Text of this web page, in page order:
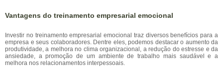
Vantagens do treinamento empresarial emocional
Investir no treinamento empresarial emocional traz diversos benefícios para a
empresa e seus colaboradores. Dentre eles, podemos destacar o aumento da
produtividade, a melhora no clima organizacional, a redução do estresse e da
ansiedade, a promoção de um ambiente de trabalho mais saudável e a
melhora nos relacionamentos interpessoais.